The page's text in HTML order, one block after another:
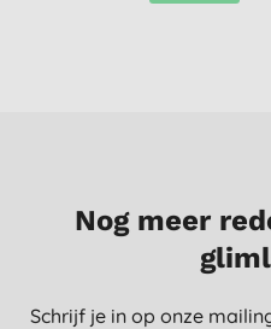
Nog meer
Schrijf je in op onze